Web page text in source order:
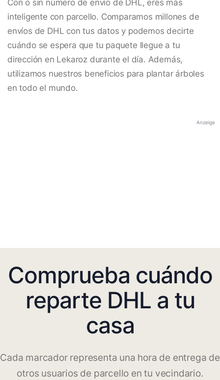
Con o sin número de envío de DHL, eres más
inteligente con parcello. Comparamos millones de
envíos de DHL con tus datos y podemos decirte
cuándo se espera que tu paquete llegue a tu
dirección en Lekaroz durante el día. Además,
utilizamos nuestros beneficios para plantar árboles
en todo el mundo.
Anzeige
Comprueba cuándo
reparte DHL a tu
casa
Cada marcador representa una hora de entrega de
otros usuarios de parcello en tu vecindario.